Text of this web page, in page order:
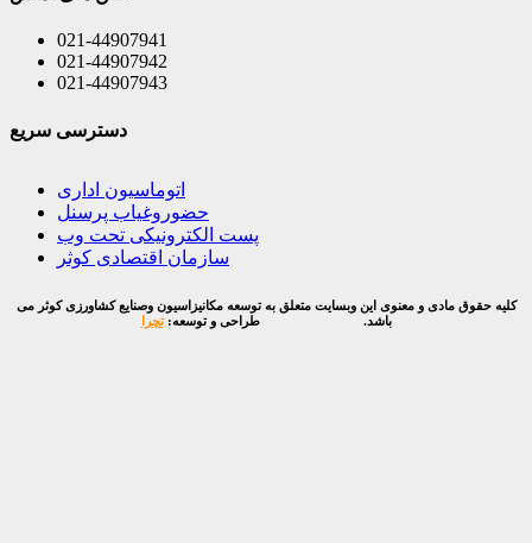
021-44907941
021-44907942
021-44907943
دسترسی سریع
اتوماسیون اداری
حضوروغیاب پرسنل
پست الکترونیکی تحت وب
سازمان اقتصادی کوثر
کلیه حقوق مادی و معنوی این وبسایت متعلق به توسعه مکانیزاسیون وصنایع کشاورزی کوثر می
باشد.طراحی و توسعه: تچرا